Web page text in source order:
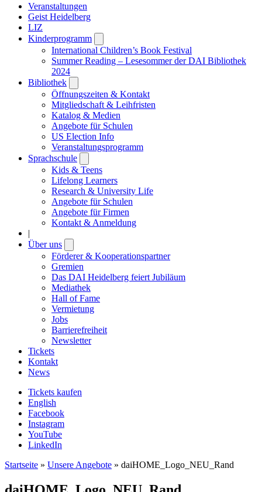
Veranstaltungen
Geist Heidelberg
LIZ
Kinderprogramm
submenu
International Children’s Book Festival
Summer Reading – Lesesommer der DAI Bibliothek
2024
Bibliothek
submenu
Öffnungszeiten & Kontakt
Mitgliedschaft & Leihfristen
Katalog & Medien
Angebote für Schulen
US Election Info
Veranstaltungsprogramm
Sprachschule
submenu
Kids & Teens
Lifelong Learners
Research & University Life
Angebote für Schulen
Angebote für Firmen
Kontakt & Anmeldung
|
Über uns
submenu
Förderer & Kooperationspartner
Gremien
Das DAI Heidelberg feiert Jubiläum
Mediathek
Hall of Fame
Vermietung
Jobs
Barrierefreiheit
Newsletter
Tickets
Kontakt
News
Tickets kaufen
English
Facebook
Instagram
YouTube
LinkedIn
Startseite » Unsere Angebote » daiHOME_Logo_NEU_Rand